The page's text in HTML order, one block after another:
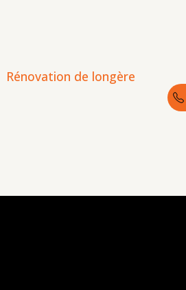
Rénovation de longère